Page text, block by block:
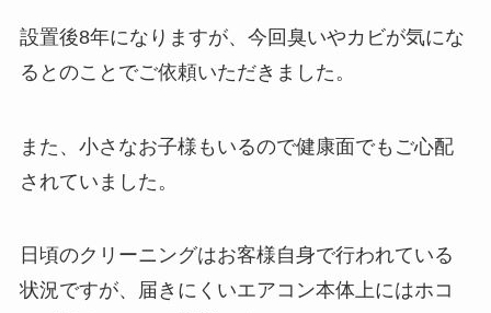
設置後8年になりますが、今回臭いやカビが気にな
るとのことでご依頼いただきました。
また、小さなお子様もいるので健康面でもご心配
されていました。
日頃のクリーニングはお客様自身で行われている
状況ですが、届きにくいエアコン本体上にはホコ